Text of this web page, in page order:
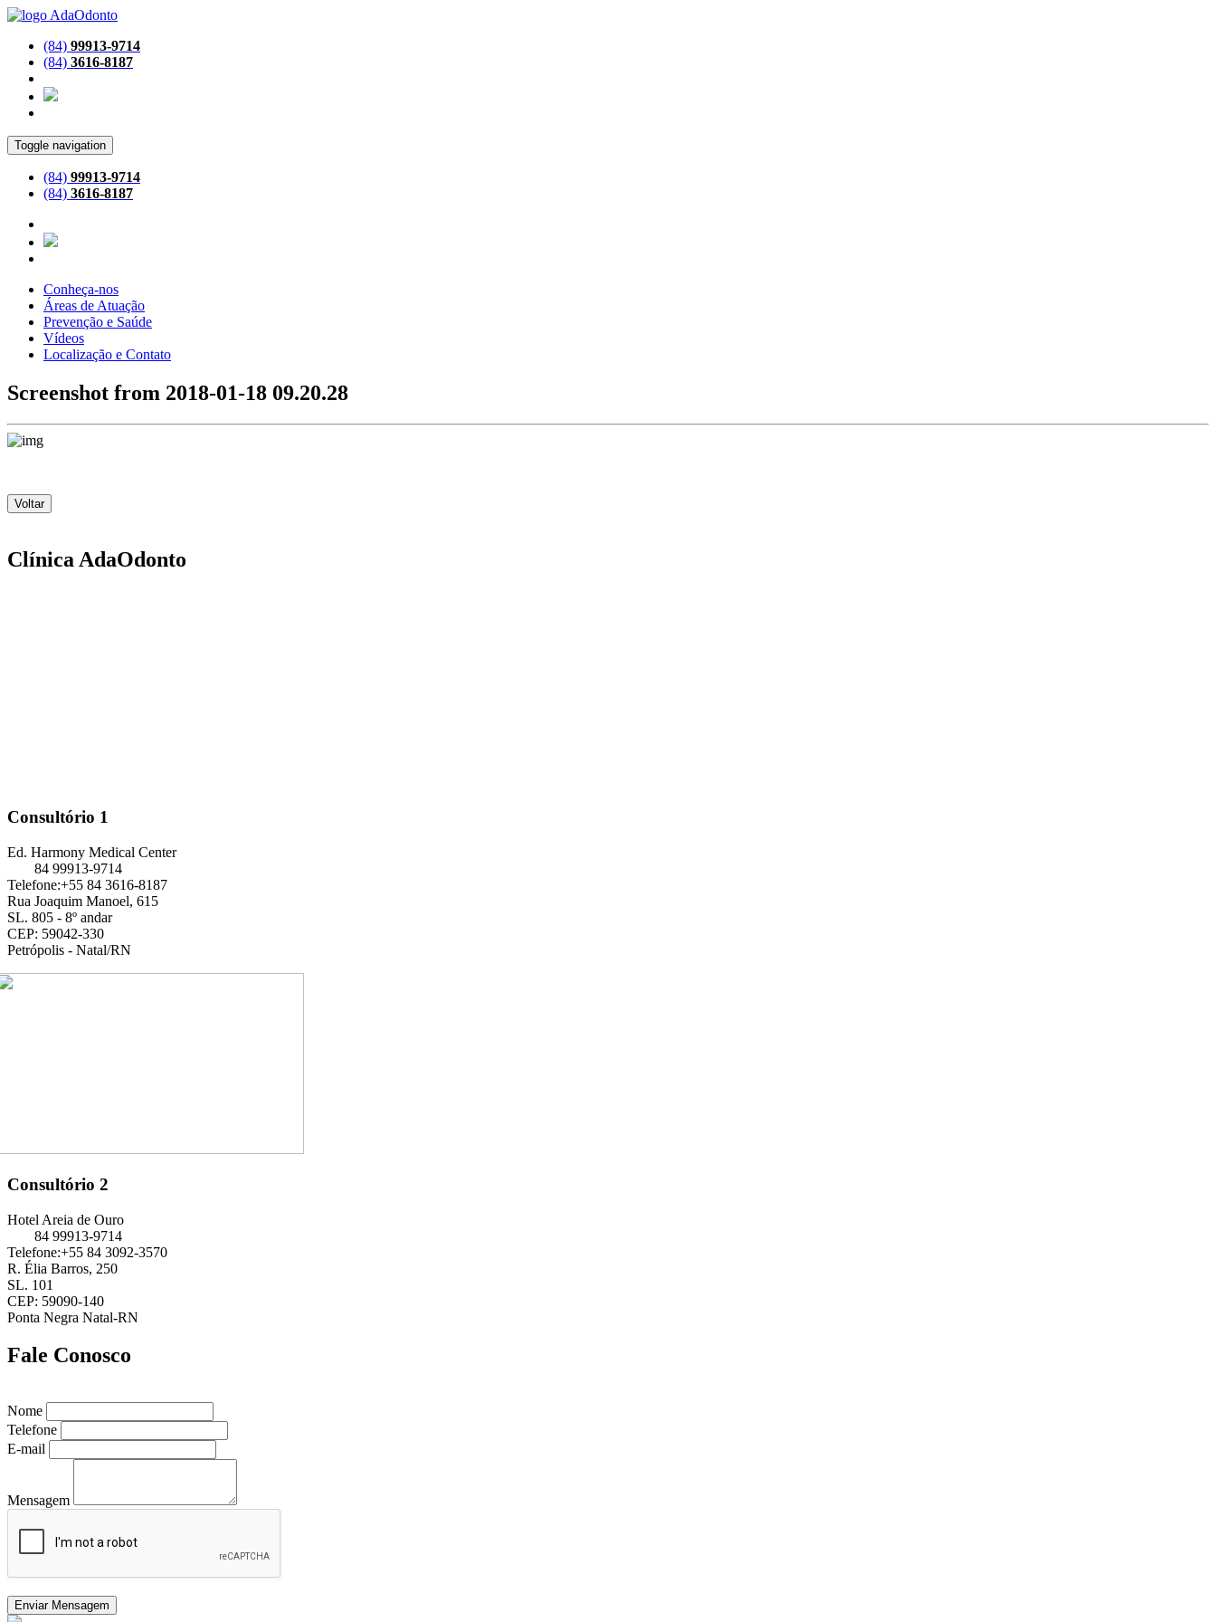
(84) 99913-9714
(84) 3616-8187
Toggle navigation
(84) 99913-9714
(84) 3616-8187
Conheça-nos
Áreas de Atuação
Prevenção e Saúde
Vídeos
Localização e Contato
Screenshot from 2018-01-18 09.20.28
Voltar
Clínica AdaOdonto
Consultório 1
Ed. Harmony Medical Center
84 99913-9714
Telefone:+55 84 3616-8187
Rua Joaquim Manoel, 615
SL. 805 - 8º andar
CEP: 59042-330
Petrópolis - Natal/RN
Consultório 2
Hotel Areia de Ouro
84 99913-9714
Telefone:+55 84 3092-3570
R. Élia Barros, 250
SL. 101
CEP: 59090-140
Ponta Negra Natal-RN
Fale Conosco
Nome
Telefone
E-mail
Mensagem
Enviar Mensagem